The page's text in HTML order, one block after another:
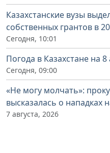
Казахстанские вузы
собственных грантов в
Сегодня, 10:01
Погода в Казахстане на 8
Сегодня, 09:00
«Не могу молчать»:
высказалась о нападках
7 августа, 2026